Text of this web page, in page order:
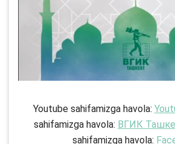
Youtube sahifamizga havola:
sahifamizga havola: ВГИК
sahifamizga havola: